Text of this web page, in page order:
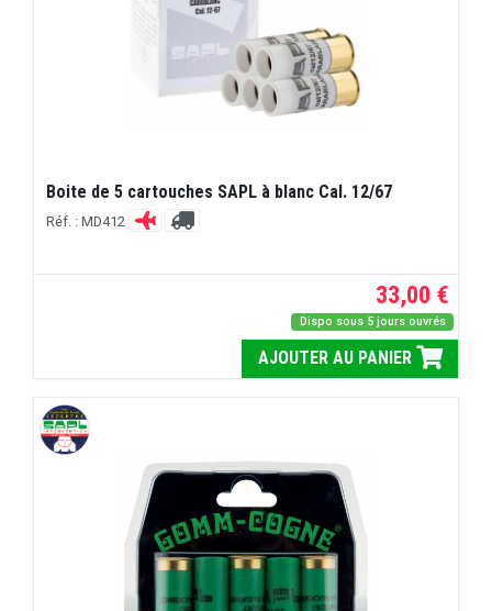
Boite de 5 cartouches SAPL à blanc Cal. 12/67
Réf. : MD412
33,00 €
Dispo sous 5 jours ouvrés
AJOUTER AU PANIER